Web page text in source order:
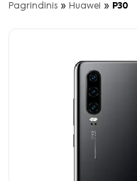
Pagrindinis » Huawei » P30